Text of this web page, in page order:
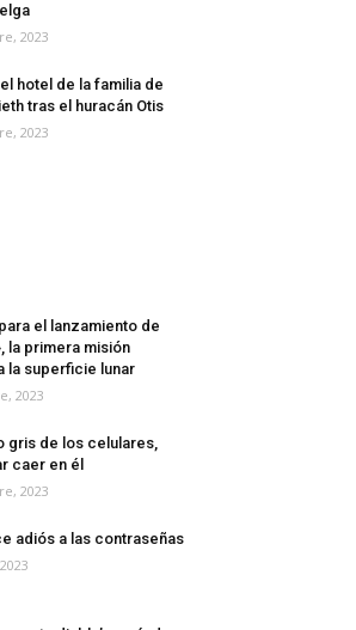
2023
hotel de la familia de
tras el huracán Otis
2023
su travesía
el lanzamiento de
la primera misión
la superficie lunar
2023
gris de los celulares,
caer en él
2023
adiós a las contraseñas